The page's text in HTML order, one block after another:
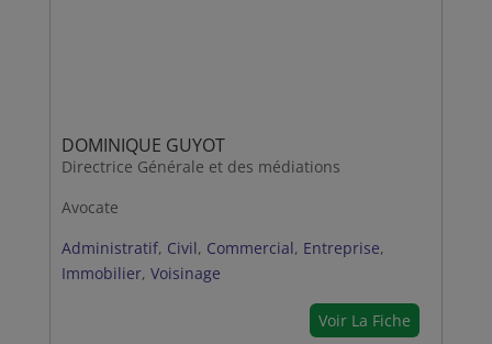
DOMINIQUE GUYOT
Directrice Générale et des médiations
Avocate
Administratif, Civil, Commercial, Entreprise,
Immobilier, Voisinage
Voir La Fiche